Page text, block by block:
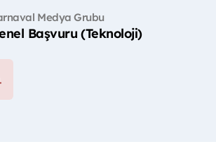
Medya Grubu
Başvuru (Teknoloji)